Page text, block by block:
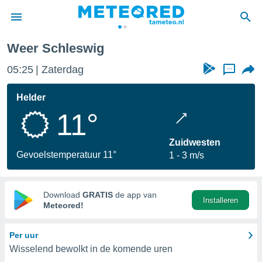
door
verstrekte
hoge
hebt de
voor
op basis
Weer Schleswig
05:25 Zaterdag ...
Helder
11°
Gevoelstemperatuur 11°
Zuidwesten
1
3 m/s
Download GRATIS de app van
Meteored!
Installeren
Per uur
Wisselend bewolkt in de komende uren